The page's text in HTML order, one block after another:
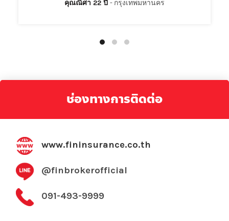
คุณณิศา 22 ปี กรุงเทพมหานคร
ช่องทางการติดต่อ
www.fininsurance.co.th
@finbrokerofficial
091-493-9999